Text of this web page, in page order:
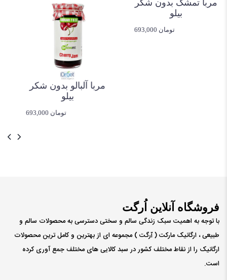
مربا آلبالو بدون شکر
بیلو
693,000 تومان
مربا تمشک بدون شکر
بیلو
693,000 تومان
فروشگاه آنلاین اُرگت
با توجه به اهمیت سبک زندگی سالم و سختی دسترسی به محصولات سالم و
طبیعی ، ارگانیک مارکت ( ٱرگت ) مجموعه ای از بهترین و کامل ترین محصولات
ارگانیک را از نقاط مختلف کشور در سبد کالایی های مختلف جمع آوری کرده
است.